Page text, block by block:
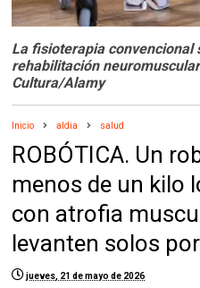
La fisioterapia convencional
rehabilitación
Cultura/Alamy
Inicio aldia salud
ROBÓTICA. Un
menos de un kilo
con atrofia
levanten solos
jueves, 21 de mayo de 2026